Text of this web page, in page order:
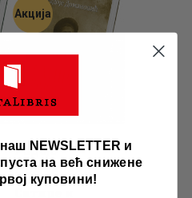
Акција
Радоје
Домановић
NEWSLETTER и
на већ снижене
куповини!